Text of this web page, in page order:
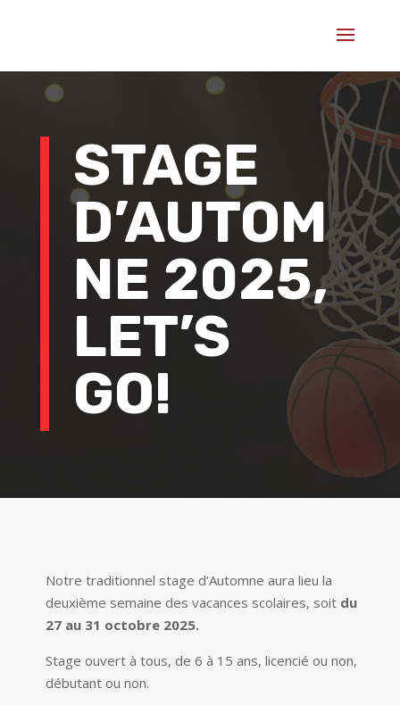
STAGE
D’AUTOM
NE 2025,
LET’S
GO!
Notre traditionnel stage d’Automne aura lieu la
deuxième semaine des vacances scolaires, soit du
27 au 31 octobre 2025.
Stage ouvert à tous, de 6 à 15 ans, licencié ou non,
débutant ou non.